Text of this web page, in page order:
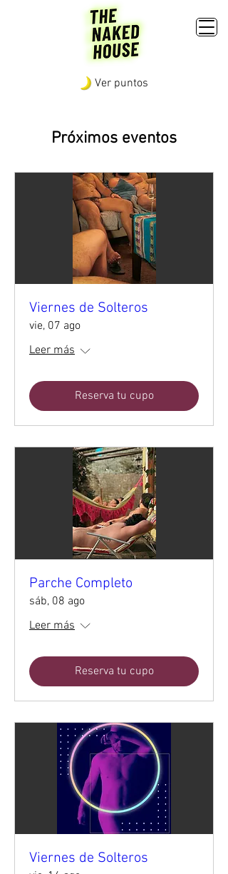
Ver puntos
Próximos eventos
Viernes de Solteros
vie, 07 ago
Leer más
Reserva tu cupo
Parche Completo
sáb, 08 ago
Leer más
Reserva tu cupo
Viernes de Solteros